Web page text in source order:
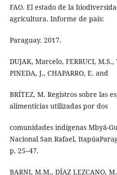
FAO. El estado de la
agricultura. Informe de país:
Paraguay. 2017.
DUJAK, Marcelo, FERRUCI, M.S.,
PINEDA, J., CHAPARRO, E. and
BRÍTEZ, M. Registros sobre las
alimenticias utilizadas por dos
comunidades indígenas Mbyá-
Nacional San Rafael,
p. 25–47.
BARNI, M.M., DÍAZ LEZCANO,